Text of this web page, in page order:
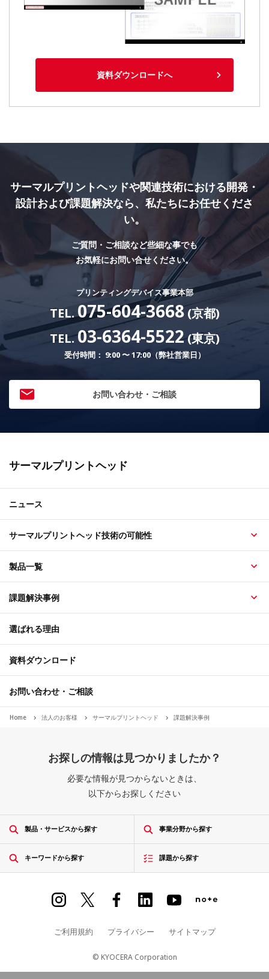
資料ダウンロードへ
サーマルプリントヘッドや関連技術における開発・
設計および課題解決なら、私たちにお任せくださ
い。
ご質問・ご相談など些細な事でも
お気軽にお問い合せください。
プリンティングデバイス事業本部
TEL.075-604-3668(京都)
TEL.03-6364-5522(東京)
受付時間： 9:00 〜 17:00（弊社営業日）
お問い合わせ・ご相談
サーマルプリントヘッド
ニュース
サーマルプリントヘッド技術の可能性
製品一覧
課題解決事例
選ばれる理由
資料ダウンロード
お問い合わせ・ご相談
Home 法人のお客様 サーマルプリントヘッド 課題解決事例
お探しの情報は見つかりましたか？
必要な情報が見つからないときは、
以下からお探しください
製品・サービスから探す 事業分野から探す
キーワードから探す 課題から探す
ご利用規約 プライバシー サイトマップ
© KYOCERA Corporation